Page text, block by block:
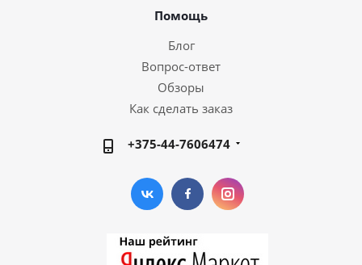
Помощь
Блог
Вопрос-ответ
Обзоры
Как сделать заказ
+375-44-7606474